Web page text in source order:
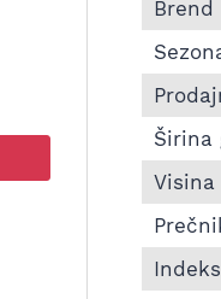
Brend
Širina
Visina